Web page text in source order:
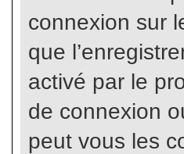
connexion sur
que
activé par le
de connexion
peut vous les